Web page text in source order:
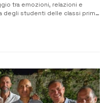
tra emozioni, relazioni e
degli studenti delle classi prime
– Scoprire il territorio per